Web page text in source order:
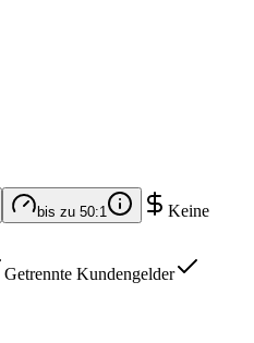
bis zu 50:1
Keine
Getrennte Kundengelder